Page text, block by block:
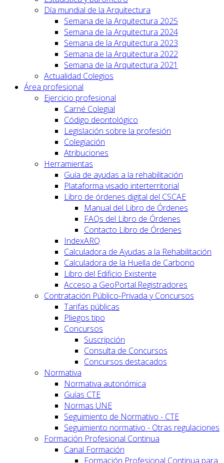
Día mundial de la Arquitectura
Semana de la Arquitectura 2025
Semana de la Arquitectura 2024
Semana de la Arquitectura 2023
Semana de la Arquitectura 2022
Semana de la Arquitectura 2021
Actualidad Colegios
Área profesional
Ejercicio profesional
Carné Colegial
Código deontológico
Legislación sobre la profesión
Colegiación
Atribuciones
Herramientas
Guía de ayudas a la rehabilitación
Plataforma visado interterritorial
Libro de órdenes digital del CSCAE
Manual del Libro de Órdenes
FAQs del Libro de Órdenes
Contacto Libro de Órdenes
IndexARQ
Calculadora de Ayudas a la Rehabilitación
Calculadora de la Huella de Carbono
Libro del Edificio Existente
Acceso a GeoPortal.Registradores
Contratación Público-Privada y Concursos
Tarifas públicas
Pliegos tipo
Concursos
Suscripción
Consulta de Concursos
Concursos destacados
Normativa
Normativa autonómica
Guías CTE
Normas UNE
Seguimiento de Normativo - CTE
Seguimiento normativo - Otras regulaciones
Formación Profesional Continua
Canal Formación
Formación Profesional Continua para